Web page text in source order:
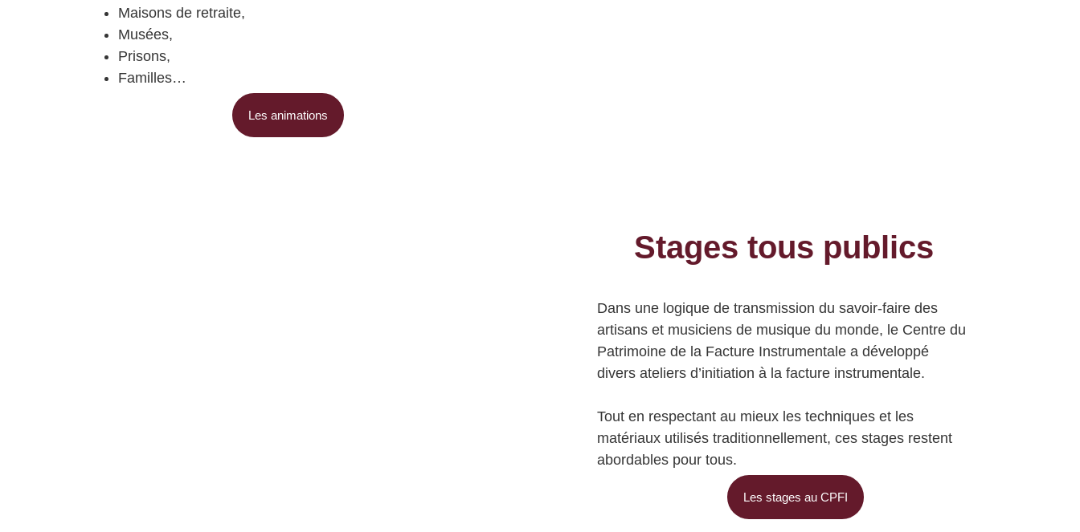
Maisons de retraite,
Musées,
Prisons,
Familles…
Les animations
Stages tous publics
Dans une logique de transmission du savoir-faire des
artisans et musiciens de musique du monde, le Centre du
Patrimoine de la Facture Instrumentale a développé
divers ateliers d’initiation à la facture instrumentale.
Tout en respectant au mieux les techniques et les
matériaux utilisés traditionnellement, ces stages restent
abordables pour tous.
Les stages au CPFI